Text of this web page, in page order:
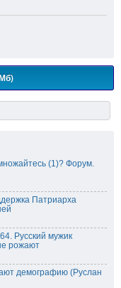
(1)? Форум.
Патриарха
Русский мужик
рожают
демографию (Руслан